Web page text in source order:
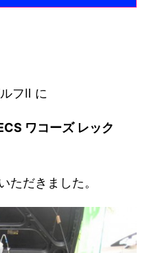
フⅡ に
ワコーズ レック
ただきました。